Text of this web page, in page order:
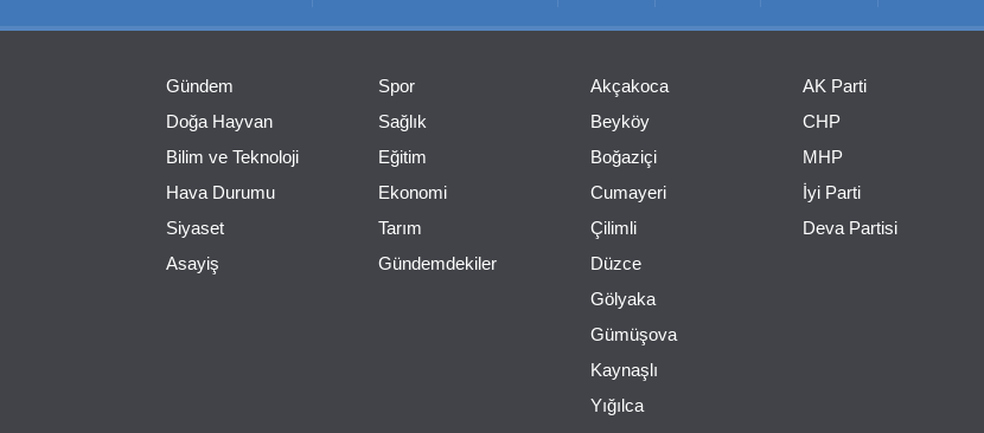
Gündem
Doğa Hayvan
Bilim ve Teknoloji
Hava Durumu
Siyaset
Asayiş
Spor
Sağlık
Eğitim
Ekonomi
Tarım
Gündemdekiler
Akçakoca
Beyköy
Boğaziçi
Cumayeri
Çilimli
Düzce
Gölyaka
Gümüşova
Kaynaşlı
Yığılca
AK Parti
CHP
MHP
İyi Parti
Deva Partisi